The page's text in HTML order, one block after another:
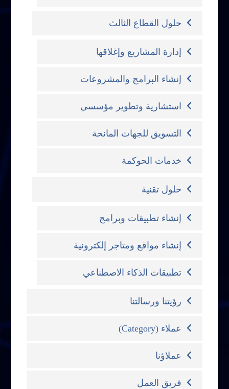
حلول القطاع الثالث
إدارة المشاريع وإغلاقها
إنشاء البرامج والمشروعات
استشارية وتطوير مؤسسي
التسويق للجهات المانحة
خدمات الحوكمة
حلول تقنية
إنشاء تطبيقات وبرامج
إنشاء مواقع ومتاجر إلكترونية
تطبيقات الذكاء الاصطناعي
رؤيتنا ورسالتنا
عملاء (Category)
عملاؤنا
فريق العمل